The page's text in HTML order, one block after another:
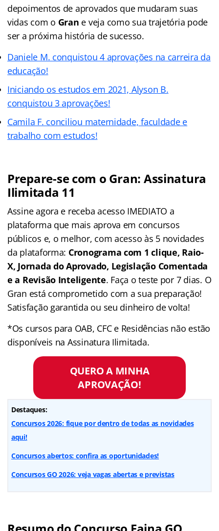
depoimentos de aprovados que mudaram suas
vidas com o Gran e veja como sua trajetória pode
ser a próxima história de sucesso.
Daniele M. conquistou 4 aprovações na carreira da
educação!
Iniciando os estudos em 2021, Alyson B.
conquistou 3 aprovações!
Camila F. conciliou maternidade, faculdade e
trabalho com estudos!
Prepare-se com o Gran: Assinatura
Ilimitada 11
Assine agora e receba acesso IMEDIATO a
plataforma que mais aprova em concursos
públicos e, o melhor, com acesso às 5 novidades
da plataforma: Cronograma com 1 clique, Raio-
X, Jornada do Aprovado, Legislação Comentada
e a Revisão Inteligente. Faça o teste por 7 dias. O
Gran está comprometido com a sua preparação!
Satisfação garantida ou seu dinheiro de volta!
*Os cursos para OAB, CFC e Residências não estão
disponíveis na Assinatura Ilimitada.
QUERO A MINHA
APROVAÇÃO!
Destaques:
Concursos 2026: fique por dentro de todas as novidades
aqui!
Concursos abertos: confira as oportunidades!
Concursos GO 2026: veja vagas abertas e previstas